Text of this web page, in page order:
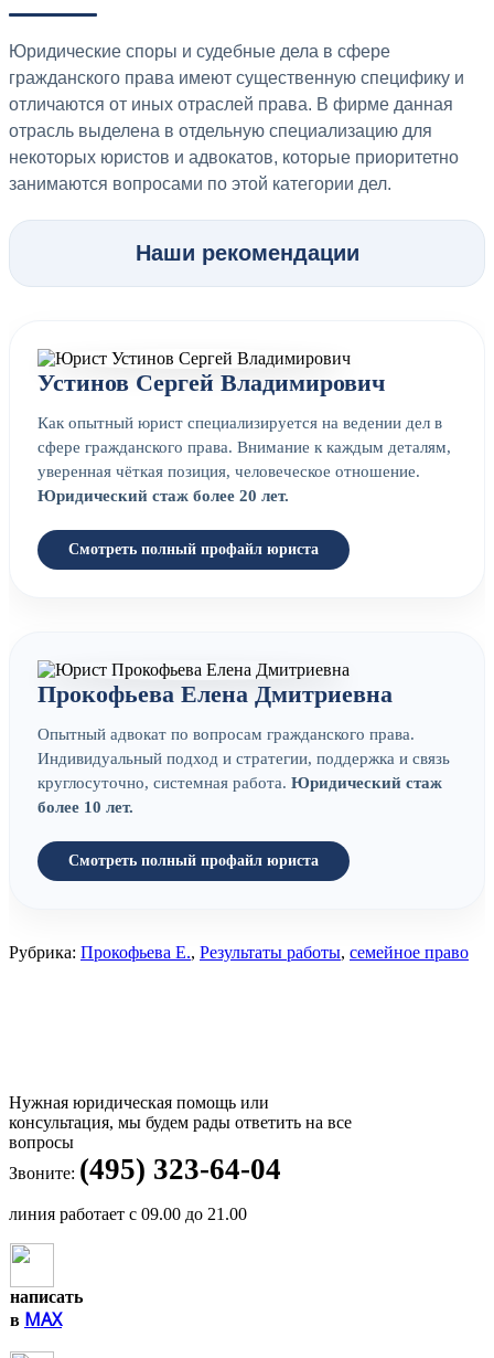
Юридические споры и судебные дела в сфере
гражданского права имеют существенную специфику и
отличаются от иных отраслей права. В фирме данная
отрасль выделена в отдельную специализацию для
некоторых юристов и адвокатов, которые приоритетно
занимаются вопросами по этой категории дел.
Наши рекомендации
Устинов Сергей Владимирович
Как опытный юрист специализируется на ведении дел в
сфере гражданского права. Внимание к каждым деталям,
уверенная чёткая позиция, человеческое отношение.
Юридический стаж более 20 лет.
Смотреть полный профайл юриста
Прокофьева Елена Дмитриевна
Опытный адвокат по вопросам гражданского права.
Индивидуальный подход и стратегии, поддержка и связь
круглосуточно, системная работа. Юридический стаж
более 10 лет.
Смотреть полный профайл юриста
Рубрика: Прокофьева Е., Результаты работы, семейное право
Нужная юридическая помощь или
консультация, мы будем рады ответить на все
вопросы
Звоните: (495) 323-64-04
линия работает с 09.00 до 21.00
написать
в MAX